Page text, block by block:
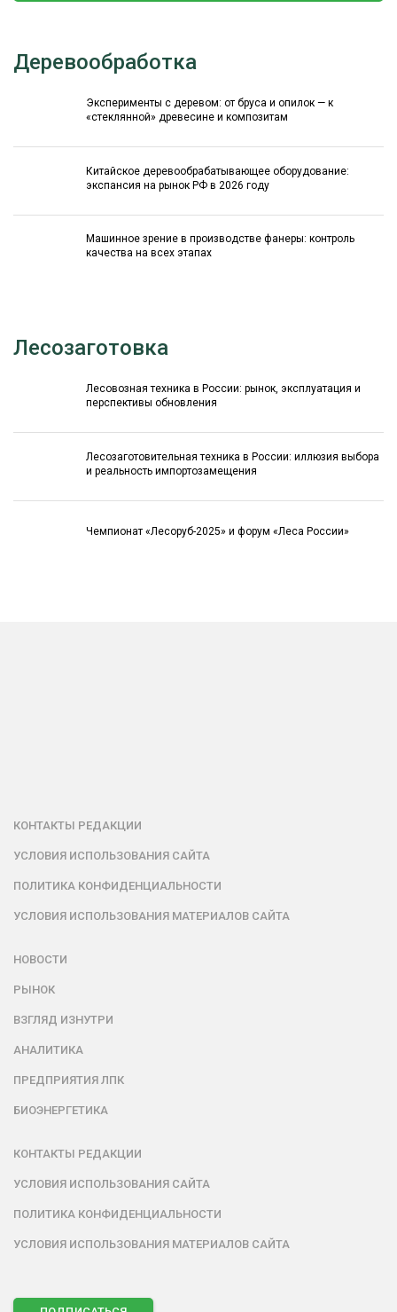
Деревообработка
Эксперименты с деревом: от бруса и опилок — к
«стеклянной» древесине и композитам
Китайское деревообрабатывающее оборудование:
экспансия на рынок РФ в 2026 году
Машинное зрение в производстве фанеры: контроль
качества на всех этапах
Лесозаготовка
Лесовозная техника в России: рынок, эксплуатация и
перспективы обновления
Лесозаготовительная техника в России: иллюзия выбора
и реальность импортозамещения
Чемпионат «Лесоруб-2025» и форум «Леса России»
КОНТАКТЫ РЕДАКЦИИ
УСЛОВИЯ ИСПОЛЬЗОВАНИЯ САЙТА
ПОЛИТИКА КОНФИДЕНЦИАЛЬНОСТИ
УСЛОВИЯ ИСПОЛЬЗОВАНИЯ МАТЕРИАЛОВ САЙТА
НОВОСТИ
РЫНОК
ВЗГЛЯД ИЗНУТРИ
АНАЛИТИКА
ПРЕДПРИЯТИЯ ЛПК
БИОЭНЕРГЕТИКА
КОНТАКТЫ РЕДАКЦИИ
УСЛОВИЯ ИСПОЛЬЗОВАНИЯ САЙТА
ПОЛИТИКА КОНФИДЕНЦИАЛЬНОСТИ
УСЛОВИЯ ИСПОЛЬЗОВАНИЯ МАТЕРИАЛОВ САЙТА